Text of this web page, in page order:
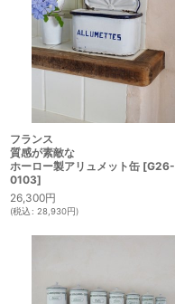
フランス
質感が素敵な
ホーロー製アリュメット缶 [G26-
0103]
26,300円
(税込: 28,930円)